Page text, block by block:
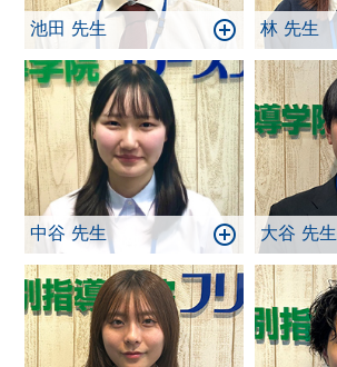
池田 先生 林 先生
中谷 先生 大谷 先生